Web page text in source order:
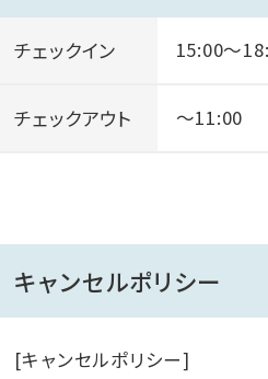
3名様以上で宿泊（*添い寝
ん）の場合のみ布団をご利用い
チェックイン 15:00～
チェックアウト ～11:00
キャンセルポリシー
[キャンセルポリシー]